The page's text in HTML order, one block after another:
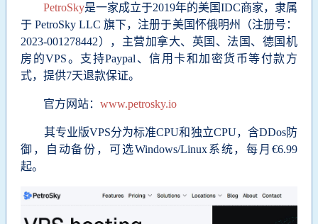
PetroSky是一家成立于2019年的美国IDC商家， 隶属
于 PetroSky LLC 旗下，注册于美国怀俄明州（注册号：
2023-001278442）， 主营加拿大、英国、法国、德国机
房的VPS。支持Paypal、信用卡和加密货币等付款方
式，提供7天退款保证。
官方网站： www.petrosky.io
其专业版VPS分为标准CPU和独立CPU，含DDos防
御，自动备份，可选Windows/Linux系统，每月€6.99
起。